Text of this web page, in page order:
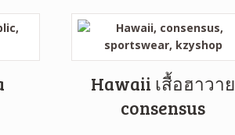
Hawaii เสื้อฮาวาย
consensus